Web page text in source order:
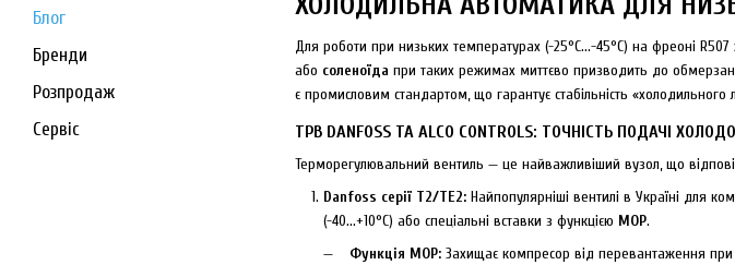
Для роботи при низьких температурах (-25°C...-45°C) на фреоні
або соленоїда при таких режимах миттєво призводить до
є промисловим стандартом, що гарантує стабільність «холодильного
ТРВ DANFOSS ТА ALCO CONTROLS: ТОЧНІСТЬ ПОДАЧІ
Терморегулювальний вентиль — це найважливіший вузол, що
Danfoss серії Т2/ТЕ2: Найпопулярніші вентилі в Україні для
(-40...+10°C) або спеціальні вставки з функцією MOP.
Функція MOP: Захищає компресор від перевантаження
Блог
Бренди
Розпродаж
Сервіс